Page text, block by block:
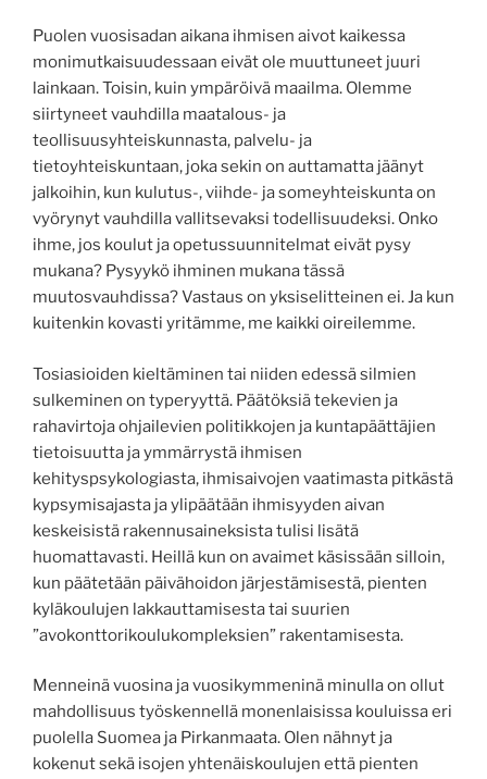
Puolen vuosisadan aikana ihmisen aivot kaikessa
monimutkaisuudessaan eivät ole muuttuneet juuri
lainkaan. Toisin, kuin ympäröivä maailma. Olemme
siirtyneet vauhdilla maatalous- ja
teollisuusyhteiskunnasta, palvelu- ja
tietoyhteiskuntaan, joka sekin on auttamatta jäänyt
jalkoihin, kun kulutus-, viihde- ja someyhteiskunta on
vyörynyt vauhdilla vallitsevaksi todellisuudeksi. Onko
ihme, jos koulut ja opetussuunnitelmat eivät pysy
mukana? Pysyykö ihminen mukana tässä
muutosvauhdissa? Vastaus on yksiselitteinen ei. Ja kun
kuitenkin kovasti yritämme, me kaikki oireilemme.
Tosiasioiden kieltäminen tai niiden edessä silmien
sulkeminen on typeryyttä. Päätöksiä tekevien ja
rahavirtoja ohjailevien politikkojen ja kuntapäättäjien
tietoisuutta ja ymmärrystä ihmisen
kehityspsykologiasta, ihmisaivojen vaatimasta pitkästä
kypsymisajasta ja ylipäätään ihmisyyden aivan
keskeisistä rakennusaineksista tulisi lisätä
huomattavasti. Heillä kun on avaimet käsissään silloin,
kun päätetään päivähoidon järjestämisestä, pienten
kyläkoulujen lakkauttamisesta tai suurien
”avokonttorikoulukompleksien” rakentamisesta.
Menneinä vuosina ja vuosikymmeninä minulla on ollut
mahdollisuus työskennellä monenlaisissa kouluissa eri
puolella Suomea ja Pirkanmaata. Olen nähnyt ja
kokenut sekä isojen yhtenäiskoulujen että pienten